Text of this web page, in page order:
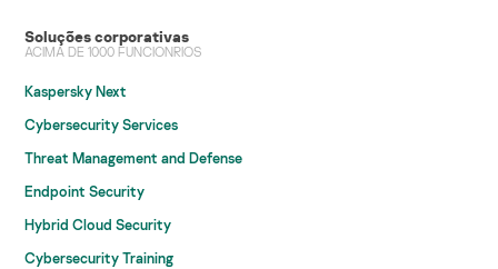
Soluções corporativas
ACIMA DE 1000 FUNCIONRIOS
Kaspersky Next
Cybersecurity Services
Threat Management and Defense
Endpoint Security
Hybrid Cloud Security
Cybersecurity Training